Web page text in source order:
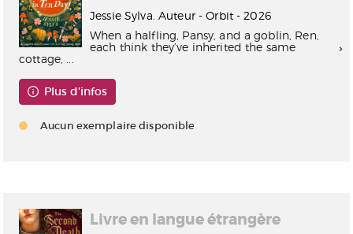
Jessie Sylva. Auteur - Orbit - 2026
When a halfling, Pansy, and a goblin, Ren,
each think they’ve inherited the same
cottage, ...
Plus d'infos
Aucun exemplaire disponible
Livre en langue étrangère